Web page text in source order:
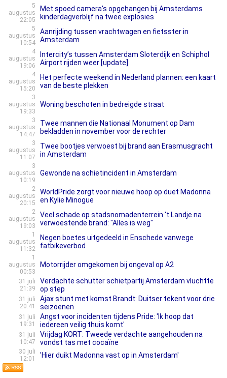
5
augustus
22:05
Met spoed camera's opgehangen bij Amsterdams
kinderdagverblijf na twee explosies
5
augustus
10:54
Aanrijding tussen vrachtwagen en fietsster in
Amsterdam
4
augustus
19:06
Intercity’s tussen Amsterdam Sloterdijk en Schiphol
Airport rijden weer [update]
4
augustus
15:20
Het perfecte weekend in Nederland plannen: een kaart
van de beste plekken
3
augustus
19:33
Woning beschoten in bedreigde straat
3
augustus
14:47
Twee mannen die Nationaal Monument op Dam
bekladden in november voor de rechter
3
augustus
11:07
Twee bootjes verwoest bij brand aan Erasmusgracht
in Amsterdam
3
augustus
10:19
Gewonde na schietincident in Amsterdam
2
augustus
20:15
WorldPride zorgt voor nieuwe hoop op duet Madonna
en Kylie Minogue
2
augustus
19:03
Veel schade op stadsnomadenterrein 't Landje na
verwoestende brand: "Alles is weg"
1
augustus
11:32
Negen boetes uitgedeeld in Enschede vanwege
fatbikeverbod
1
augustus
00:53
Motorrijder omgekomen bij ongeval op A2
31 juli
21:39
Verdachte schutter schietpartij Amsterdam vluchtte
op step
31 juli
20:41
Ajax stunt met komst Brandt: Duitser tekent voor drie
seizoenen
31 juli
19:31
Angst voor incidenten tijdens Pride: 'Ik hoop dat
iedereen veilig thuis komt'
31 juli
10:47
Vrijdag KORT: Tweede verdachte aangehouden na
vondst tas met cocaïne
30 juli
12:01
'Hier duikt Madonna vast op in Amsterdam'